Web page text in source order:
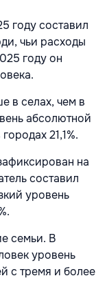
году составил
чьи расходы
году он
в селах, чем в
абсолютной
21,1%.
на
составил
уровень
семьи. В
уровень
с тремя и более